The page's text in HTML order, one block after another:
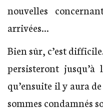
nouvelles
arrivées…
Bien sûr, c’est
persisteront
qu’ensuite il y aura
sommes condamnés